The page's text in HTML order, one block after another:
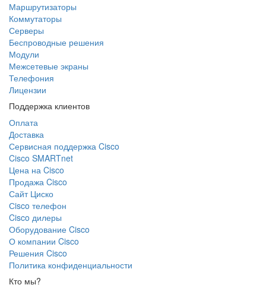
Маршрутизаторы
Коммутаторы
Серверы
Беспроводные решения
Модули
Межсетевые экраны
Телефония
Лицензии
Поддержка клиентов
Оплата
Доставка
Сервисная поддержка Cisco
Cisco SMARTnet
Цена на Cisco
Продажа Cisco
Сайт Циско
Сisco телефон
Cisco дилеры
Оборудование Cisco
О компании Cisco
Решения Cisco
Политика конфиденциальности
Кто мы?